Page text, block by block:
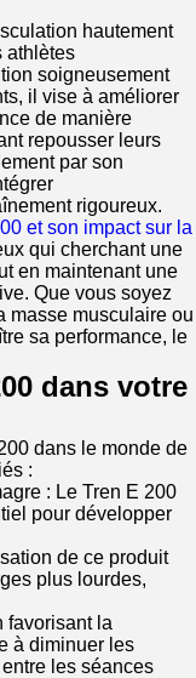
hautement
athlètes
soigneusement
il vise à améliorer
de manière
repousser leurs
par son
rigoureux.
et son impact sur la
qui cherchant une
en maintenant une
Que vous soyez
masse musculaire ou
sa performance, le
dans votre
dans le monde de
:
: Le Tren E 200
pour développer
de ce produit
plus lourdes,
favorisant la
à diminuer les
les séances